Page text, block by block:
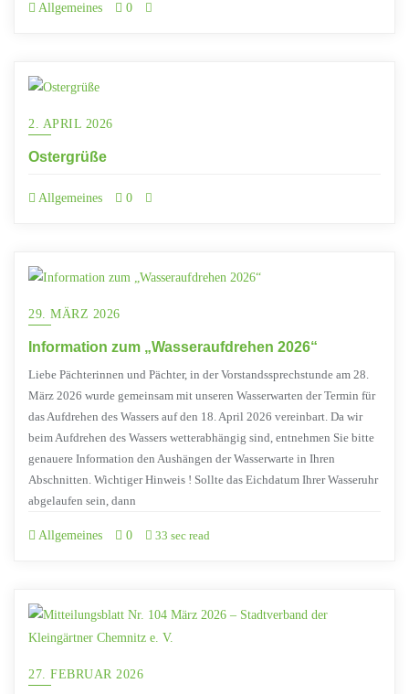
Allgemeines 0
2. APRIL 2026
Ostergrüße
Allgemeines 0
29. MÄRZ 2026
Information zum „Wasseraufdrehen 2026“
Liebe Pächterinnen und Pächter, in der Vorstandssprechstunde am 28.
März 2026 wurde gemeinsam mit unseren Wasserwarten der Termin für
das Aufdrehen des Wassers auf den 18. April 2026 vereinbart. Da wir
beim Aufdrehen des Wassers wetterabhängig sind, entnehmen Sie bitte
genauere Information den Aushängen der Wasserwarte in Ihren
Abschnitten. Wichtiger Hinweis ! Sollte das Eichdatum Ihrer Wasseruhr
abgelaufen sein, dann
Allgemeines 0 33 sec read
27. FEBRUAR 2026